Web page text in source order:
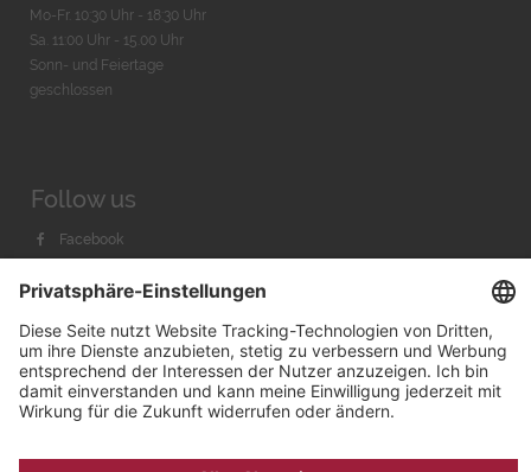
Mo-Fr. 10:30 Uhr - 18:30 Uhr
Sa. 11:00 Uhr - 15.00 Uhr
Sonn- und Feiertage
geschlossen
Follow us
Facebook
Youtube